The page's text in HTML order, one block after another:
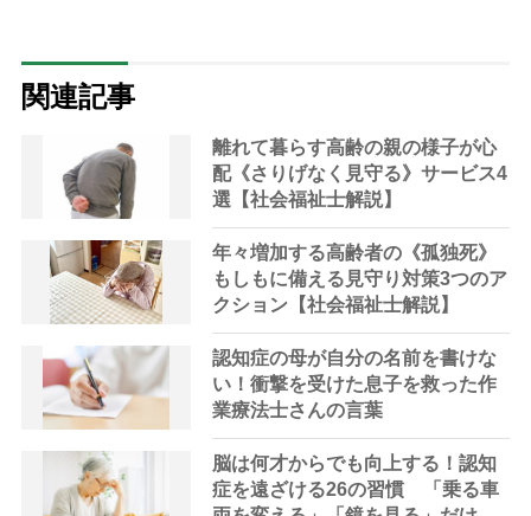
関連記事
離れて暮らす高齢の親の様子が心
配《さりげなく見守る》サービス4
選【社会福祉士解説】
年々増加する高齢者の《孤独死》
もしもに備える見守り対策3つのア
クション【社会福祉士解説】
認知症の母が自分の名前を書けな
い！衝撃を受けた息子を救った作
業療法士さんの言葉
脳は何才からでも向上する！認知
症を遠ざける26の習慣 「乗る車